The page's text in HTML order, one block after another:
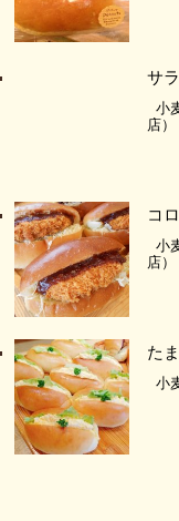
サ
小
店）
コ
小
店）
た
小